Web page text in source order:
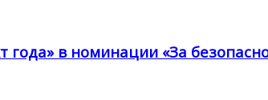
в номинации «За